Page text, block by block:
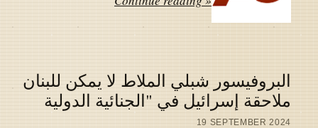
البروفيسور شبلي الملاط لا يمكن للبنان
ملاحقة إسرائيل في "الجنائية الدولية
19 SEPTEMBER 2024